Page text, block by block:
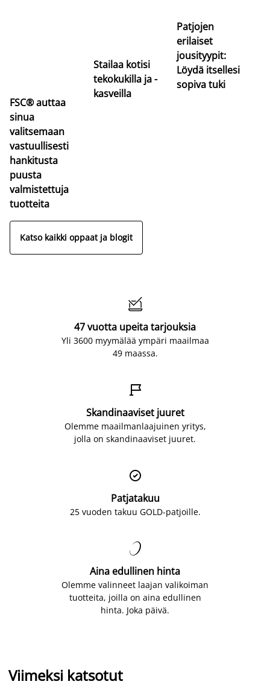
FSC® auttaa
sinua
valitsemaan
vastuullisesti
hankitusta
puusta
valmistettuja
tuotteita
Stailaa kotisi
tekokukilla ja -
kasveilla
Patjojen
erilaiset
jousityypit:
Löydä itsellesi
sopiva tuki
Katso kaikki oppaat ja blogit

47 vuotta upeita tarjouksia
Yli 3600 myymälää ympäri maailmaa
49 maassa.

Skandinaaviset juuret
Olemme maailmanlaajuinen yritys,
jolla on skandinaaviset juuret.

Patjatakuu
25 vuoden takuu GOLD-patjoille.

Aina edullinen hinta
Olemme valinneet laajan valikoiman
tuotteita, joilla on aina edullinen
hinta. Joka päivä.
Viimeksi katsotut